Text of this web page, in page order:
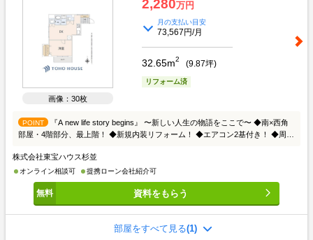
画像：30枚
2,280万円
月の支払い目安
73,567円/月
32.65m2 (9.87坪)
リフォーム済
POINT
『A new life story begins』 〜新しい人生の物語をここで〜 ◆南×西角
部屋・4階部分、最上階！ ◆新規内装リフォーム！ ◆エアコン2基付き！ ◆周辺
株式会社東宝ハウス杉並
オンライン相談可 提携ローン会社紹介可
資料をもらう
部屋をすべて見る(1)